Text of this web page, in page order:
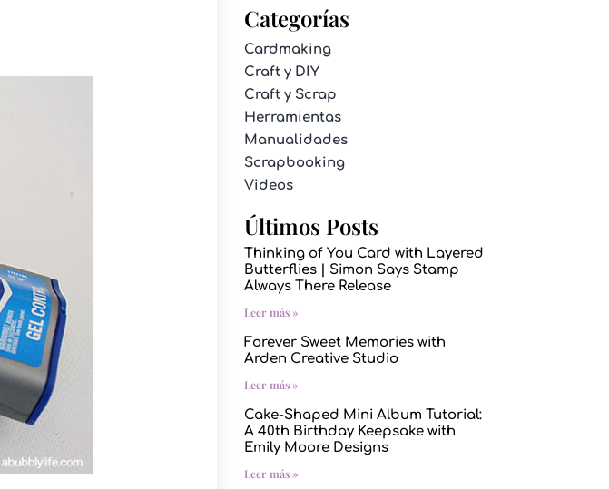
Categorías
Cardmaking
Craft y DIY
Craft y Scrap
Herramientas
Manualidades
Scrapbooking
Videos
Últimos Posts
Thinking of You Card with Layered
Butterflies | Simon Says Stamp
Always There Release
Leer más »
Forever Sweet Memories with
Arden Creative Studio
Leer más »
Cake-Shaped Mini Album Tutorial:
A 40th Birthday Keepsake with
Emily Moore Designs
Leer más »